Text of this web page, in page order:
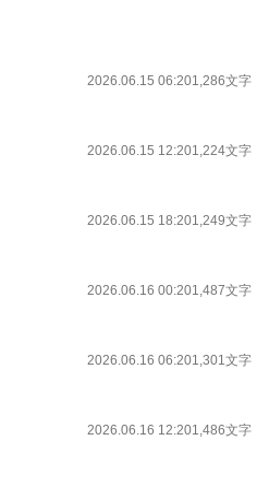
2026.06.15 06:201,286文字
2026.06.15 12:201,224文字
2026.06.15 18:201,249文字
2026.06.16 00:201,487文字
2026.06.16 06:201,301文字
2026.06.16 12:201,486文字